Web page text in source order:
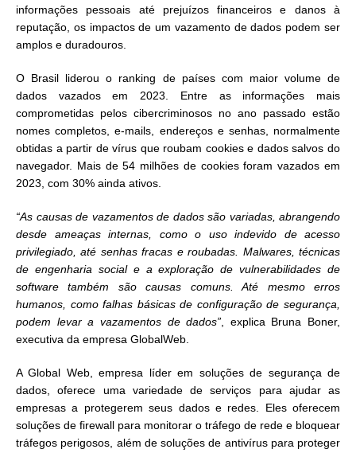
informações pessoais até prejuízos financeiros e danos à
reputação, os impactos de um vazamento de dados podem ser
amplos e duradouros.
O Brasil liderou o ranking de países com maior volume de
dados vazados em 2023. Entre as informações mais
comprometidas pelos cibercriminosos no ano passado estão
nomes completos, e-mails, endereços e senhas, normalmente
obtidas a partir de vírus que roubam cookies e dados salvos do
navegador. Mais de 54 milhões de cookies foram vazados em
2023, com 30% ainda ativos.
“As causas de vazamentos de dados são variadas, abrangendo
desde ameaças internas, como o uso indevido de acesso
privilegiado, até senhas fracas e roubadas. Malwares, técnicas
de engenharia social e a exploração de vulnerabilidades de
software também são causas comuns. Até mesmo erros
humanos, como falhas básicas de configuração de segurança,
podem levar a vazamentos de dados”, explica Bruna Boner,
executiva da empresa GlobalWeb.
A Global Web, empresa líder em soluções de segurança de
dados, oferece uma variedade de serviços para ajudar as
empresas a protegerem seus dados e redes. Eles oferecem
soluções de firewall para monitorar o tráfego de rede e bloquear
tráfegos perigosos, além de soluções de antivírus para proteger